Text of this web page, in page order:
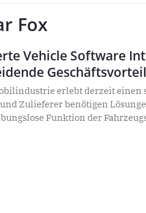
Fox
Vehicle Software
erlebt derzeit einen
Zulieferer benötigen
Funktion der